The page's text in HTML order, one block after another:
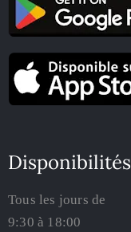
Disponibilités
Tous les jours de
9:30 à 18:00